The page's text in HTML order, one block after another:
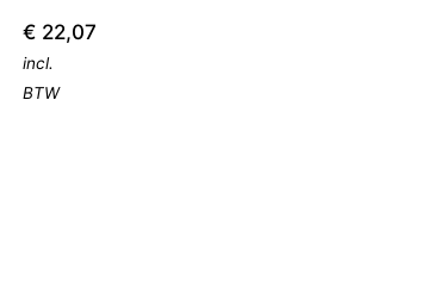
€ 22,07
incl.
BTW